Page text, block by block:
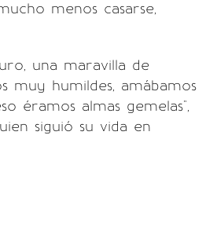
menos casarse,
una maravilla de
muy humildes, amábamos
éramos almas gemelas",
siguió su vida en